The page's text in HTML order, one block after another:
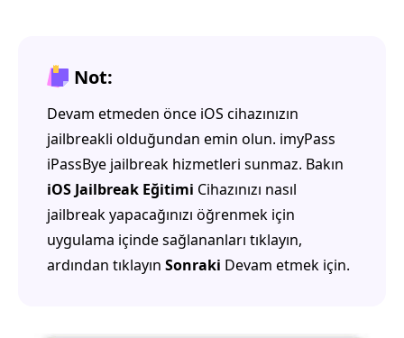
Not:
Devam etmeden önce iOS cihazınızın
jailbreakli olduğundan emin olun. imyPass
iPassBye jailbreak hizmetleri sunmaz. Bakın
iOS Jailbreak Eğitimi Cihazınızı nasıl
jailbreak yapacağınızı öğrenmek için
uygulama içinde sağlananları tıklayın,
ardından tıklayın Sonraki Devam etmek için.